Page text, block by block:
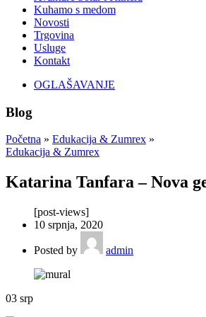
Kuhamo s medom
Novosti
Trgovina
Usluge
Kontakt
OGLAŠAVANJE
Blog
Početna » Edukacija & Zumrex »
Edukacija & Zumrex
Katarina Tanfara – Nova
[post-views]
10 srpnja, 2020
Posted by admin
03 srp